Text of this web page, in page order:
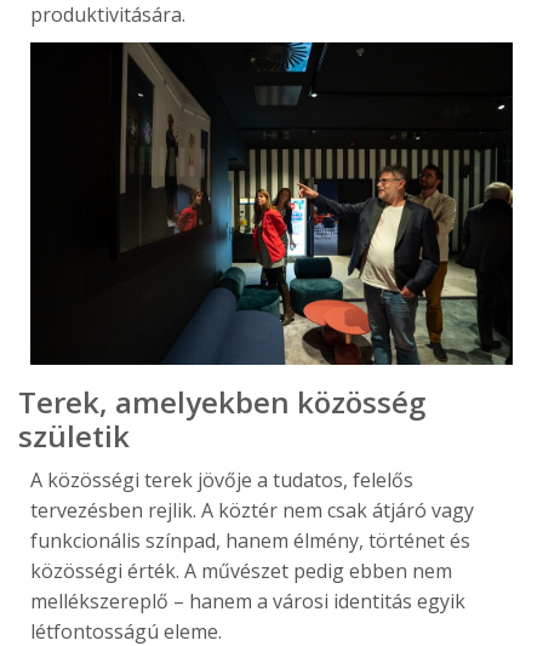
produktivitására.
Terek, amelyekben közösség
születik
A közösségi terek jövője a tudatos, felelős
tervezésben rejlik. A köztér nem csak átjáró vagy
funkcionális színpad, hanem élmény, történet és
közösségi érték. A művészet pedig ebben nem
mellékszereplő – hanem a városi identitás egyik
létfontosságú eleme.